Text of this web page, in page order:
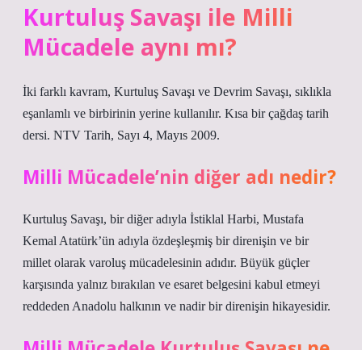
Kurtuluş Savaşı ile Milli
Mücadele aynı mı?
İki farklı kavram, Kurtuluş Savaşı ve Devrim Savaşı, sıklıkla
eşanlamlı ve birbirinin yerine kullanılır. Kısa bir çağdaş tarih
dersi. NTV Tarih, Sayı 4, Mayıs 2009.
Milli Mücadele’nin diğer adı nedir?
Kurtuluş Savaşı, bir diğer adıyla İstiklal Harbi, Mustafa
Kemal Atatürk’ün adıyla özdeşleşmiş bir direnişin ve bir
millet olarak varoluş mücadelesinin adıdır. Büyük güçler
karşısında yalnız bırakılan ve esaret belgesini kabul etmeyi
reddeden Anadolu halkının ve nadir bir direnişin hikayesidir.